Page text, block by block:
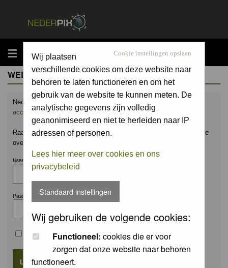
MENU Cookie instellingen opslaan
Wij plaatsen
verschillende cookies om deze website naar
behoren te laten functioneren en om het
gebruik van de website te kunnen meten. De
analytische gegevens zijn volledig
geanonimiseerd en niet te herleiden naar IP
adressen of personen.
Lees hier meer over cookies en ons
privacybeleid
Standaard instellingen
Wij gebruiken de volgende cookies:
Functioneel: cookies die er voor
zorgen dat onze website naar behoren
functioneert.
WELCOME GUEST
Nederpix.nl is hét platform voor de natuurfotograaf.
account aanen upload ook jouw mooiste foto's.
Raak geïnspireerd door het werk van anderen en leer en praat mee
over alles wat bij natuurfotografie komt kijken!
Username:
Password:
Remember me